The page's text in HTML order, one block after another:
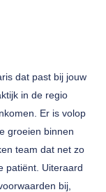
dat past bij jouw
in de regio
Er is volop
groeien binnen
team dat net zo
patiënt. Uiteraard
bij,